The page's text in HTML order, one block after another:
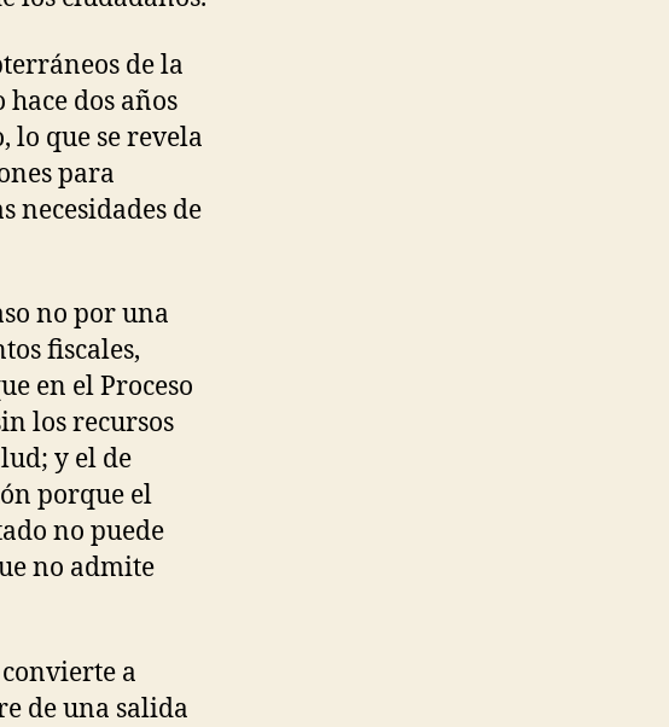
de la
dos años
lo que se revela
para
necesidades de
no por una
fiscales,
en el Proceso
los recursos
y el de
porque el
no puede
no admite
a
de una salida